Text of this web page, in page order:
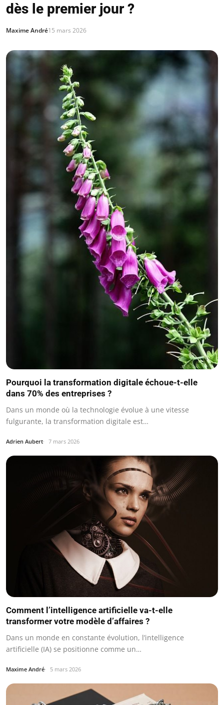
dès le premier jour ?
Maxime André15 mars 2026
Pourquoi la transformation digitale échoue-t-elle
dans 70% des entreprises ?
Dans un monde où la technologie évolue à une vitesse
fulgurante, la transformation digitale est…
Adrien Aubert 7 mars 2026
Comment l’intelligence artificielle va-t-elle
transformer votre modèle d’affaires ?
Dans un monde en constante évolution, l’intelligence
artificielle (IA) se positionne comme un…
Maxime André 5 mars 2026